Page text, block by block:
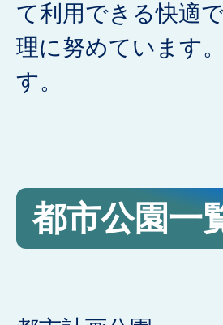
て利用できる快適
理に努めています
す。
都市公園一